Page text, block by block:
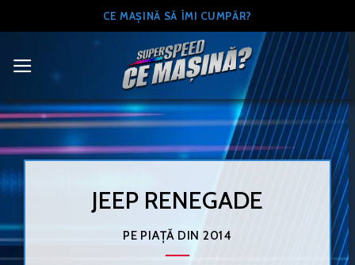
to
CE MAȘINĂ SĂ ÎMI CUMPĂR?
JEEP RENEGADE
PE PIAȚĂ DIN 2014